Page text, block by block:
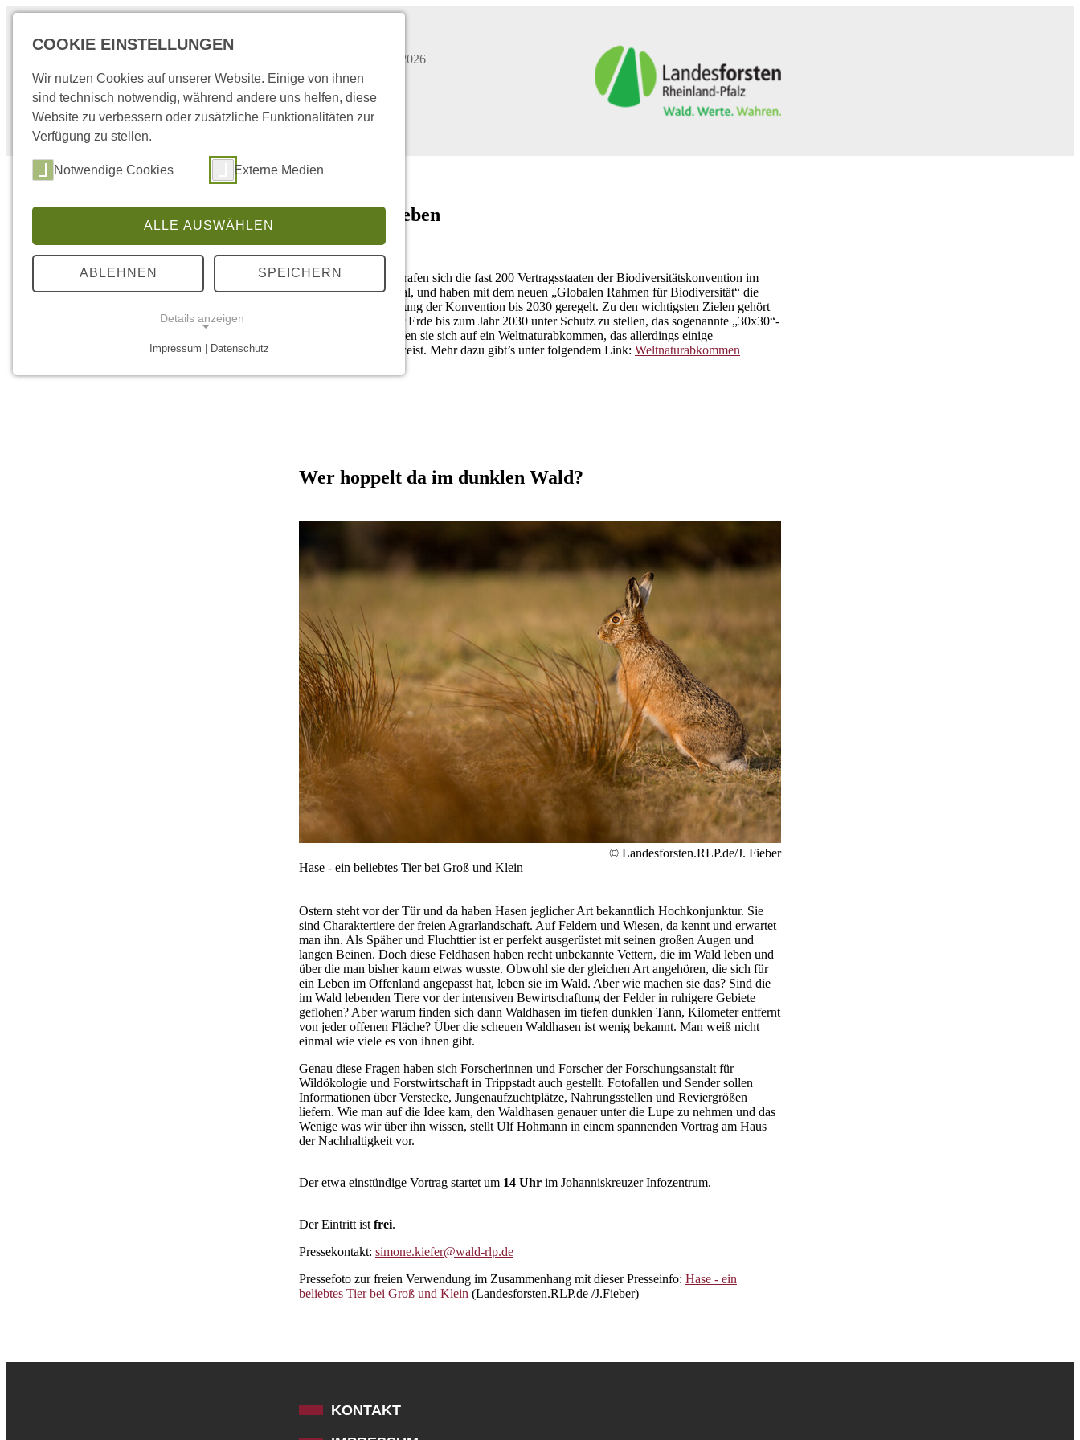
06.08.2026
Vielfalt ist Leben
Im Dezember 2022 trafen sich die fast 200 Vertragsstaaten der Biodiversitätskonvention im
kanadischen Montréal, und haben mit dem neuen „Globalen Rahmen für Biodiversität“ die
gemeinsame Umsetzung der Konvention bis 2030 geregelt. Zu den wichtigsten Zielen gehört
jenes, 30 Prozent der Erde bis zum Jahr 2030 unter Schutz zu stellen, das sogenannte „30x30“-
Ziel. Am Ende einigten sie sich auf ein Weltnaturabkommen, das allerdings einige
Schwachstellen aufweist. Mehr dazu gibt’s unter folgendem Link: Weltnaturabkommen
Wer hoppelt da im dunklen Wald?
© Landesforsten.RLP.de/J. Fieber
Hase - ein beliebtes Tier bei Groß und Klein
Ostern steht vor der Tür und da haben Hasen jeglicher Art bekanntlich Hochkonjunktur. Sie
sind Charaktertiere der freien Agrarlandschaft. Auf Feldern und Wiesen, da kennt und erwartet
man ihn. Als Späher und Fluchttier ist er perfekt ausgerüstet mit seinen großen Augen und
langen Beinen. Doch diese Feldhasen haben recht unbekannte Vettern, die im Wald leben und
über die man bisher kaum etwas wusste. Obwohl sie der gleichen Art angehören, die sich für
ein Leben im Offenland angepasst hat, leben sie im Wald. Aber wie machen sie das? Sind die
im Wald lebenden Tiere vor der intensiven Bewirtschaftung der Felder in ruhigere Gebiete
geflohen? Aber warum finden sich dann Waldhasen im tiefen dunklen Tann, Kilometer entfernt
von jeder offenen Fläche? Über die scheuen Waldhasen ist wenig bekannt. Man weiß nicht
einmal wie viele es von ihnen gibt.
Genau diese Fragen haben sich Forscherinnen und Forscher der Forschungsanstalt für
Wildökologie und Forstwirtschaft in Trippstadt auch gestellt. Fotofallen und Sender sollen
Informationen über Verstecke, Jungenaufzuchtplätze, Nahrungsstellen und Reviergrößen
liefern. Wie man auf die Idee kam, den Waldhasen genauer unter die Lupe zu nehmen und das
Wenige was wir über ihn wissen, stellt Ulf Hohmann in einem spannenden Vortrag am Haus
der Nachhaltigkeit vor.
Der etwa einstündige Vortrag startet um 14 Uhr im Johanniskreuzer Infozentrum.
Der Eintritt ist frei.
Pressekontakt: simone.kiefer@wald-rlp.de
Pressefoto zur freien Verwendung im Zusammenhang mit dieser Presseinfo: Hase - ein
beliebtes Tier bei Groß und Klein (Landesforsten.RLP.de /J.Fieber)
KONTAKT
COOKIE EINSTELLUNGEN
Wir nutzen Cookies auf unserer Website. Einige von ihnen
sind technisch notwendig, während andere uns helfen, diese
Website zu verbessern oder zusätzliche Funktionalitäten zur
Verfügung zu stellen.
Notwendige Cookies Externe Medien
ALLE AUSWÄHLEN
ABLEHNEN SPEICHERN
Details anzeigen
Um Inhalte von Videoplattformen und Social Media
Plattformen anzeigen zu können, werden von diesen
Impressum | Datenschutz